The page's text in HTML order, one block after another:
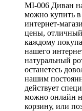
MI-006 Диван
можно купить в
интернет-
цены,
каждому
нашего
натуральный
останетесь
нашим
действует
можно онлайн
корзину, или